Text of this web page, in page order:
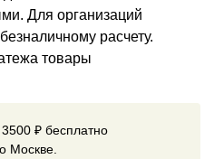
Для организаций
расчету.
товары
₽ бесплатно
Москве.